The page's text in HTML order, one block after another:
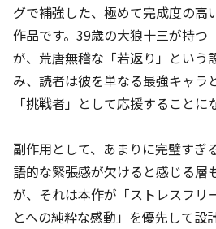
グで補強した、極めて完成度の高
作品です。39歳の大狼十三が持つ
が、荒唐無稽な「若返り」という
み、読者は彼を単なる最強キャラ
「挑戦者」として応援することに
副作用として、あまりに完璧すぎ
語的な緊張感が欠けると感じる層
が、それは本作が「ストレスフリ
とへの純粋な感動」を優先して設